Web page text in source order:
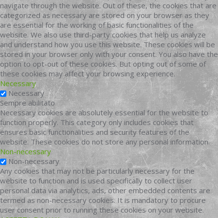
navigate through the website. Out of these, the cookies that are
categorized as necessary are stored on your browser as they
are essential for the working of basic functionalities of the
website. We also use third-party cookies that help us analyze
and understand how you use this website. These cookies will be
stored in your browser only with your consent. You also have the
option to opt-out of these cookies. But opting out of some of
these cookies may affect your browsing experience.
Necessary
Necessary
Sempre abilitato
Necessary cookies are absolutely essential for the website to
function properly. This category only includes cookies that
ensures basic functionalities and security features of the
website. These cookies do not store any personal information.
Non-necessary
Non-necessary
Any cookies that may not be particularly necessary for the
website to function and is used specifically to collect user
personal data via analytics, ads, other embedded contents are
termed as non-necessary cookies. It is mandatory to procure
user consent prior to running these cookies on your website.